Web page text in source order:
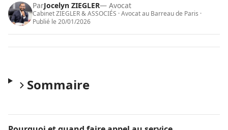
ParJocelyn ZIEGLER— Avocat
Cabinet ZIEGLER & ASSOCIÉS · Avocat au Barreau de Paris ·
Publié le 20/01/2026
Sommaire